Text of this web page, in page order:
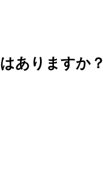
ありますか？